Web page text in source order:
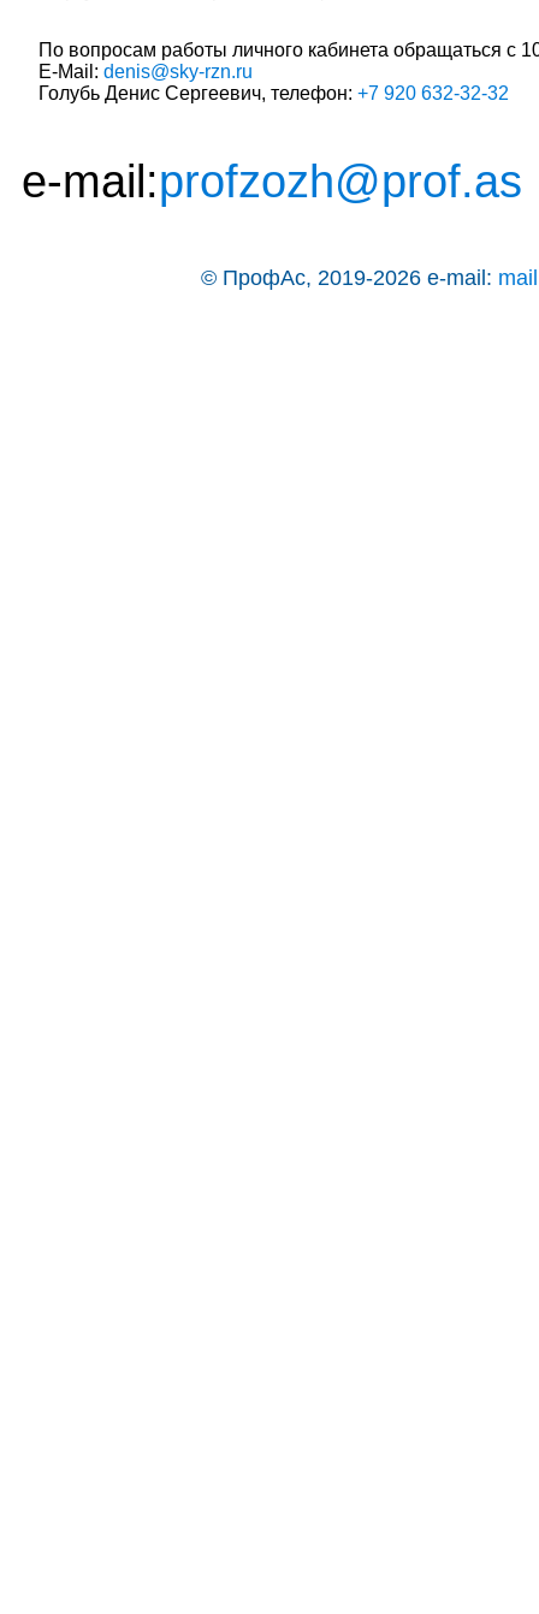
По вопросам работы личного кабинета обращаться c
E-Mail: denis@sky-rzn.ru
Голубь Денис Сергеевич, телефон: +7 920 632-32-32
e-mail:profzozh@prof.as
© ПрофАс, 2019-2026 e-mail: